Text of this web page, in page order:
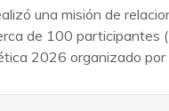
una misión de
de 100 participantes
2026 organizado por